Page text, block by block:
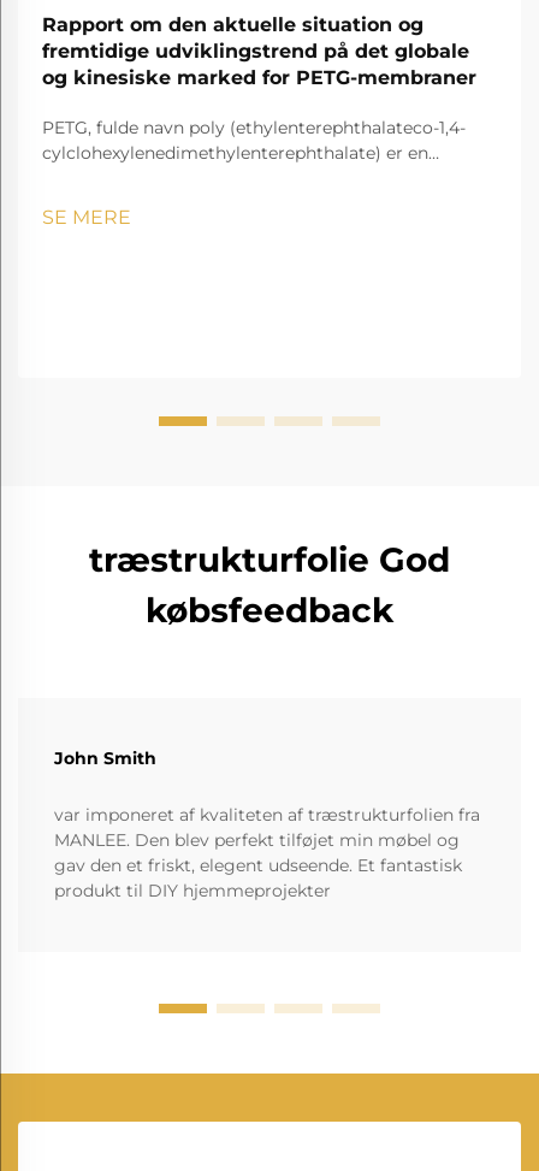
Rapport om den aktuelle situation og
fremtidige udviklingstrend på det globale
og kinesiske marked for PETG-membraner
PETG, fulde navn poly (ethylenterephthalateco-1,4-
cylclohexylenedimethylenterephthalate) er en
SE MERE
træstrukturfolie God
købsfeedback
John Smith
var imponeret af kvaliteten af træstrukturfolien fra
MANLEE. Den blev perfekt tilføjet min møbel og
gav den et friskt, elegent udseende. Et fantastisk
produkt til DIY hjemmeprojekter